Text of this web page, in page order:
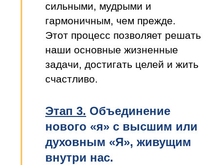
сильными, мудрыми и
гармоничным, чем прежде.
Этот процесс позволяет решать
наши основные жизненные
задачи, достигать целей и жить
счастливо.
Этап 3. Объединение
нового «я» с высшим или
духовным «Я», живущим
внутри нас.